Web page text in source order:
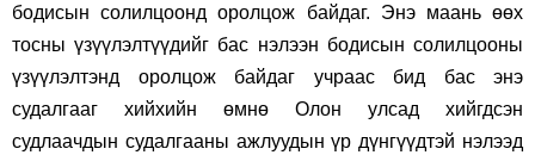
бодисын солилцоонд оролцож байдаг. Энэ маань өөх
тосны үзүүлэлтүүдийг бас нэлээн бодисын солилцооны
үзүүлэлтэнд оролцож байдаг учраас бид бас энэ
судалгааг хийхийн өмнө Олон улсад хийгдсэн
судлаачдын судалгааны ажлуудын үр дүнгүүдтэй нэлээд